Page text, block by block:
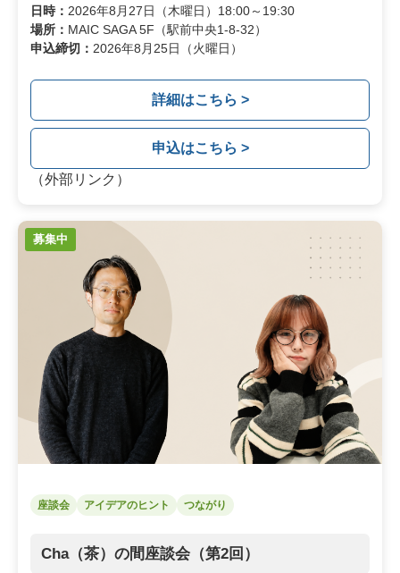
日時： 2026年8月27日（木曜日）18:00～19:30
場所： MAIC SAGA 5F（駅前中央1-8-32）
申込締切： 2026年8月25日（火曜日）
詳細はこちら >
申込はこちら >
（外部リンク）
募集中
座談会 アイデアのヒント つながり
Cha（茶）の間座談会（第2回）